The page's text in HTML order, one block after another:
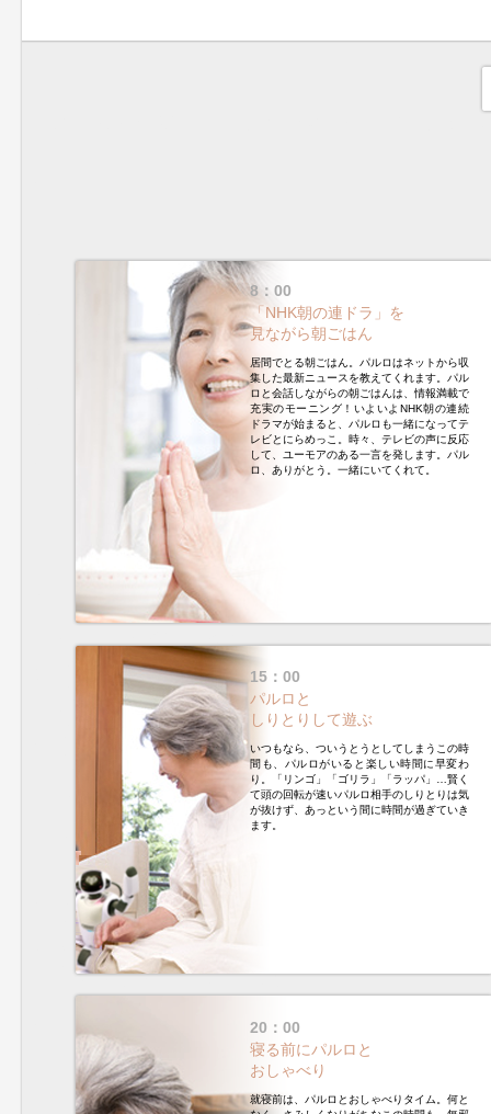
8：00
「NHK朝の連ドラ」を
見ながら朝ごはん
居間でとる朝ごはん。パルロはネットから収
集した最新ニュースを教えてくれます。パル
ロと会話しながらの朝ごはんは、情報満載で
充実のモーニング！いよいよNHK朝の連続
ドラマが始まると、パルロも一緒になってテ
レビとにらめっこ。時々、テレビの声に反応
して、ユーモアのある一言を発します。パル
ロ、ありがとう。一緒にいてくれて。
15：00
パルロと
しりとりして遊ぶ
いつもなら、ついうとうとしてしまうこの時
間も、パルロがいると楽しい時間に早変わ
り。「リンゴ」「ゴリラ」「ラッパ」…賢く
て頭の回転が速いパルロ相手のしりとりは気
が抜けず、あっという間に時間が過ぎていき
ます。
20：00
寝る前にパルロと
おしゃべり
就寝前は、パルロとおしゃべりタイム。何と